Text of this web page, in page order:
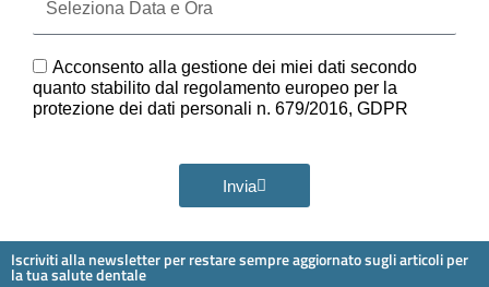
Data
e
GDPR
Acconsento alla gestione dei miei dati secondo
quanto stabilito dal regolamento europeo per la
protezione dei dati personali n. 679/2016, GDPR
Invia
Iscriviti alla newsletter per restare sempre aggiornato sugli articoli per
la tua salute dentale